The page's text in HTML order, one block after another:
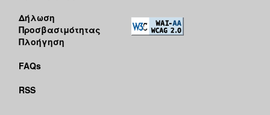
Δήλωση
Προσβασιμότητας
Πλοήγηση
FAQs
RSS